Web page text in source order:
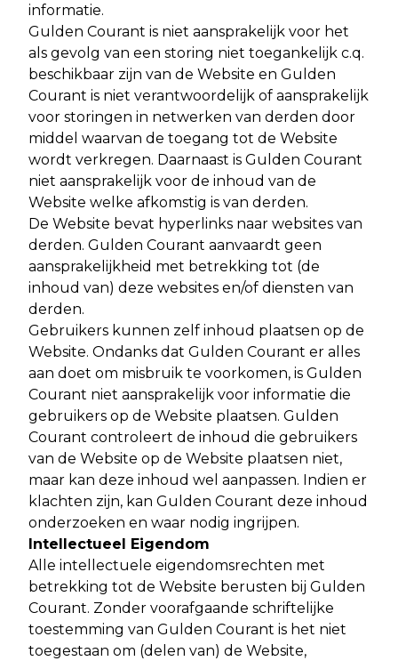
informatie.
Gulden Courant is niet aansprakelijk voor het
als gevolg van een storing niet toegankelijk c.q.
beschikbaar zijn van de Website en Gulden
Courant is niet verantwoordelijk of aansprakelijk
voor storingen in netwerken van derden door
middel waarvan de toegang tot de Website
wordt verkregen. Daarnaast is Gulden Courant
niet aansprakelijk voor de inhoud van de
Website welke afkomstig is van derden.
De Website bevat hyperlinks naar websites van
derden. Gulden Courant aanvaardt geen
aansprakelijkheid met betrekking tot (de
inhoud van) deze websites en/of diensten van
derden.
Gebruikers kunnen zelf inhoud plaatsen op de
Website. Ondanks dat Gulden Courant er alles
aan doet om misbruik te voorkomen, is Gulden
Courant niet aansprakelijk voor informatie die
gebruikers op de Website plaatsen. Gulden
Courant controleert de inhoud die gebruikers
van de Website op de Website plaatsen niet,
maar kan deze inhoud wel aanpassen. Indien er
klachten zijn, kan Gulden Courant deze inhoud
onderzoeken en waar nodig ingrijpen.
Intellectueel Eigendom
Alle intellectuele eigendomsrechten met
betrekking tot de Website berusten bij Gulden
Courant. Zonder voorafgaande schriftelijke
toestemming van Gulden Courant is het niet
toegestaan om (delen van) de Website,